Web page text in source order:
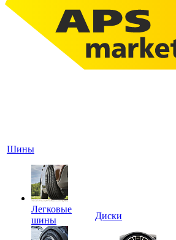
Шины
Легковые
шины
Диски